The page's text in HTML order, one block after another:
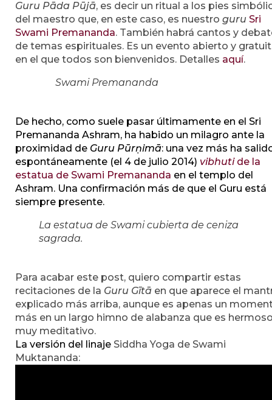
Guru Pāda Pūjā, es decir un ritual a los pies
del maestro que, en este caso, es nuestro guru Sri
Swami Premananda. También habrá cantos y
de temas espirituales. Es un evento abierto y
en el que todos son bienvenidos. Detalles aquí.
Swami Premananda
De hecho, como suele pasar últimamente en el Sri
Premananda Ashram, ha habido un milagro ante la
proximidad de Guru Pūrṇimā: una vez más ha
espontáneamente (el 4 de julio 2014) vibhutide la
estatua de Swami Premananda en el templo del
Ashram. Una confirmación más de que el Guru está
siempre presente.
La estatua de Swami cubierta de ceniza
sagrada.
Para acabar este post, quiero compartir estas
recitaciones de la Guru Gītā en que aparece el
explicado más arriba, aunque es apenas un
más en un largo himno de alabanza que es
muy meditativo.
La versión del linaje Siddha Yoga de Swami
Muktananda: